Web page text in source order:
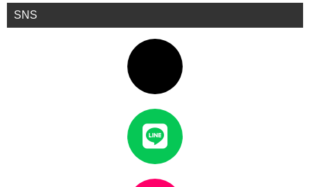
SNS
イ
コ
ン
リ
イ
コ
ン
リ